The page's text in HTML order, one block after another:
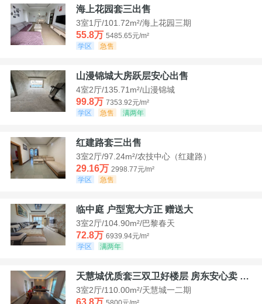
海上花园套三出售
3室1厅/101.72m²/海上花园三期
55.8万 5485.65元/m²
学区
急售
山漫锦城大房跃层安心出售
4室2厅/135.71m²/山漫锦城
99.8万 7353.92元/m²
学区
急售 满两年
红建路套三出售
3室2厅/97.24m²/农技中心（红建路）
29.16万 2998.77元/m²
学区
急售
临中庭 户型宽大方正 赠送大
3室2厅/104.90m²/巴黎春天
72.8万 6939.94元/m²
学区
满两年
天慧城优质套三双卫好楼层 房东安心卖 价格好谈
3室2厅/110.00m²/天慧城一二期
63.8万